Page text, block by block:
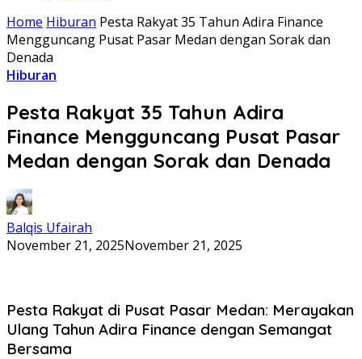
Home Hiburan Pesta Rakyat 35 Tahun Adira Finance
Mengguncang Pusat Pasar Medan dengan Sorak dan
Denada
Hiburan
Pesta Rakyat 35 Tahun Adira
Finance Mengguncang Pusat Pasar
Medan dengan Sorak dan Denada
Balqis Ufairah
November 21, 2025November 21, 2025
Pesta Rakyat di Pusat Pasar Medan: Merayakan
Ulang Tahun Adira Finance dengan Semangat
Bersama